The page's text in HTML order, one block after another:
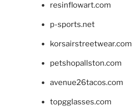
resinflowart.com
p-sports.net
korsairstreetwear.com
petshopallston.com
avenue26tacos.com
topgglasses.com